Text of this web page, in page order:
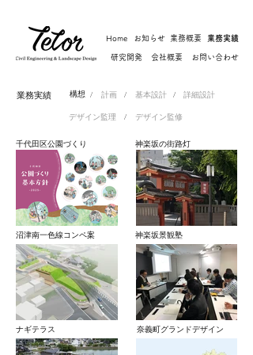
Home お知らせ 業務概要 業務実績
研究開発 会社概要 お問い合わせ
業務実績 構想 / 計画 / 基本設計 / 詳細設計
デザイン監理 / デザイン監修
神楽坂の街路灯
千代田区公園づくり
沼津南一色線コンペ案
ナギテラス 奈義町グランドデザイン
神楽坂景観塾